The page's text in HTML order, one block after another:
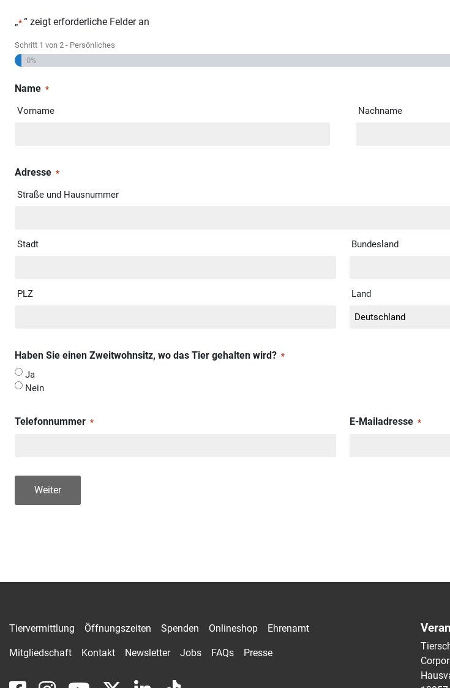
„* “ zeigt erforderliche Felder an
Schritt 1 von 2 - Persönliches
0%
Name *
Vorname Nachname
Adresse *
Straße und Hausnummer
Stadt Bundesland
PLZ Land
Haben Sie einen Zweitwohnsitz, wo das Tier gehalten wird? *
Ja
Nein
Telefonnummer * E-Mailadresse *
Weiter
Tiervermittlung Öffnungszeiten Spenden Onlineshop Ehrenamt
Mitgliedschaft Kontakt Newsletter Jobs FAQs Presse